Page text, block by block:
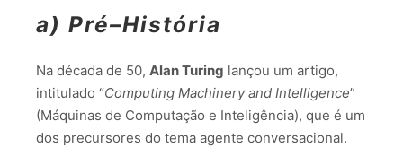
a) Pré–História
Na década de 50, Alan Turing lançou um artigo,
intitulado “Computing Machinery and Intelligence”
(Máquinas de Computação e Inteligência), que é um
dos precursores do tema agente conversacional.